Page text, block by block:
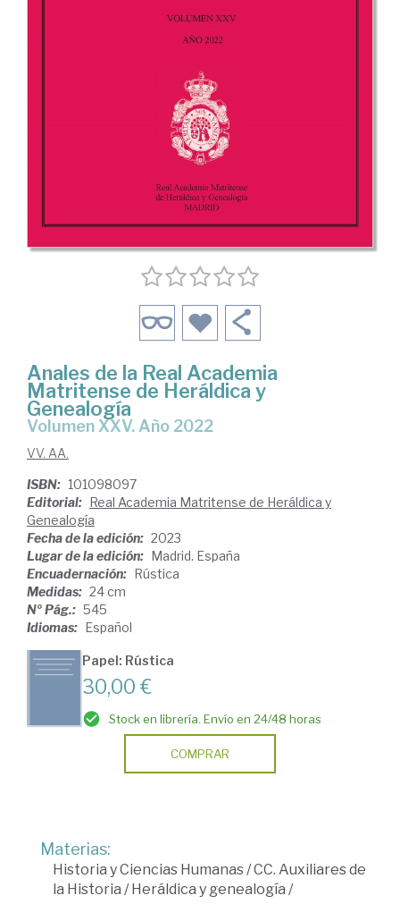
Anales de la Real Academia
Matritense de Heráldica y
Genealogía
Volumen XXV. Año 2022
VV. AA.
ISBN: 101098097
Editorial: Real Academia Matritense de Heráldica y
Genealogía
Fecha de la edición: 2023
Lugar de la edición: Madrid. España
Encuadernación: Rústica
Medidas: 24 cm
Nº Pág.: 545
Idiomas: Español
Papel: Rústica
30,00 €
Stock en librería. Envío en 24/48 horas
COMPRAR
Materias:
Historia y Ciencias Humanas/CC. Auxiliares de
la Historia /Heráldica y genealogía /